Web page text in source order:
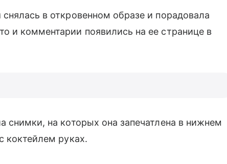
в откровенном образе и порадовала
и комментарии появились на ее странице в
снимки, на которых она запечатлена в нижнем
коктейлем руках.